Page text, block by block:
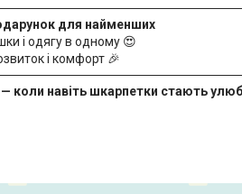
для найменших
і одягу в одному 😍
і комфорт 🎉
— коли навіть шкарпетки стають